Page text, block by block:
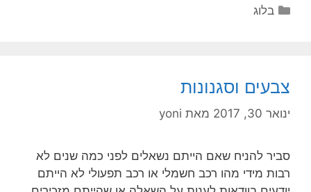
בלוג
צבעים וסגנונות
ינואר 30, 2017 מאתyoni
סביר להניח שאם הייתם נשאלים לפני כמה שנים לא
רבות מידי מהו רכב חשמלי או רכב תפעולי לא הייתם